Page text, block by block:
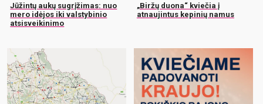
Jūžintų aukų sugrįžimas: nuo
mero idėjos iki valstybinio
atsisveikinimo
„Biržų duona“ kviečia į
atnaujintus kepinių namus